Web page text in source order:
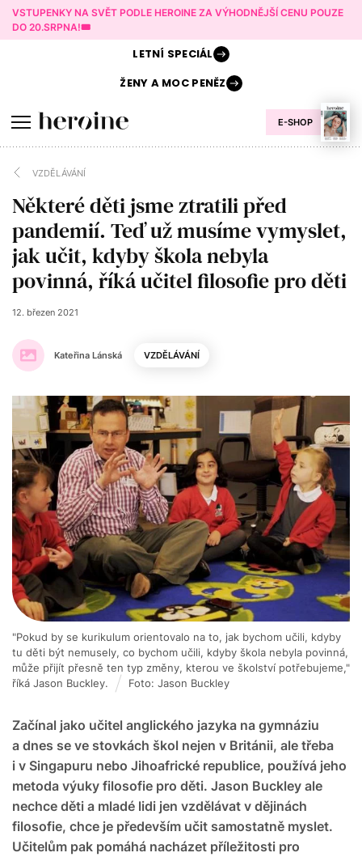
VSTUPENKY NA SVĚT PODLE HEROINE ZA VÝHODNĚJŠÍ CENU POUZE
DO 20.SRPNA!🎟️
E-SHOP
LETNÍ SPECIÁL
ŽENY AMOC PENĚZ
VZDĚLÁVÁNÍ
Některé děti jsme ztratili před
pandemií. Teď už musíme vymyslet,
jak učit, kdyby škola nebyla
povinná, říká učitel filosofie pro děti
Kateřina Lánská
12. březen 2021
VZDĚLÁVÁNÍ
Začínal jako učitel anglického jazyka na gymnáziu
a dnes se ve stovkách škol nejen v Británii, ale třeba
i v Singapuru nebo Jihoafrické republice, používá jeho
metoda výuky filosofie pro děti. Jason Buckley ale
nechce děti a mladé lidi jen vzdělávat v dějinách
filosofie, chce je především učit samostatně myslet.
Učitelům pak pomáhá nacházet příležitosti pro
"Pokud by se kurikulum orientovalo na to, jak bychom učili, kdyby
tu děti být nemusely, co bychom učili, kdyby škola nebyla povinná,
může přijít přesně ten typ změny, kterou ve školství potřebujeme,"
říká Jason Buckley.
Foto: Jason Buckley